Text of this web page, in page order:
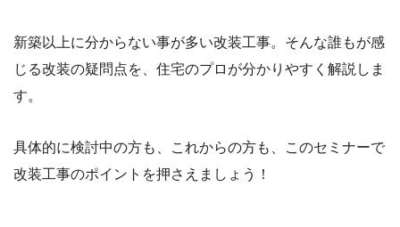
新築以上に分からない事が多い改装工事。そんな誰もが感
じる改装の疑問点を、住宅のプロが分かりやすく解説しま
す。
具体的に検討中の方も、これからの方も、このセミナーで
改装工事のポイントを押さえましょう！